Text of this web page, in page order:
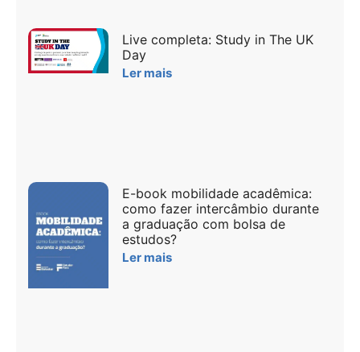
Live completa: Study in The UK
Day
Ler mais
E-book mobilidade acadêmica:
como fazer intercâmbio durante
a graduação com bolsa de
estudos?
Ler mais